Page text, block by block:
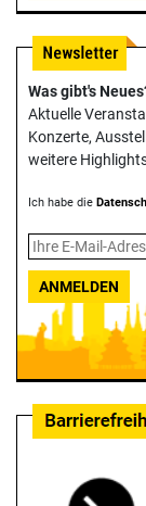
Was gibt's
Aktuelle
Konzerte,
weitere
Ich habe die
ANMELDEN